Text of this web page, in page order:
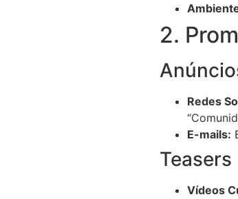
2.
Redes
E-mails:
Teasers
Vídeos